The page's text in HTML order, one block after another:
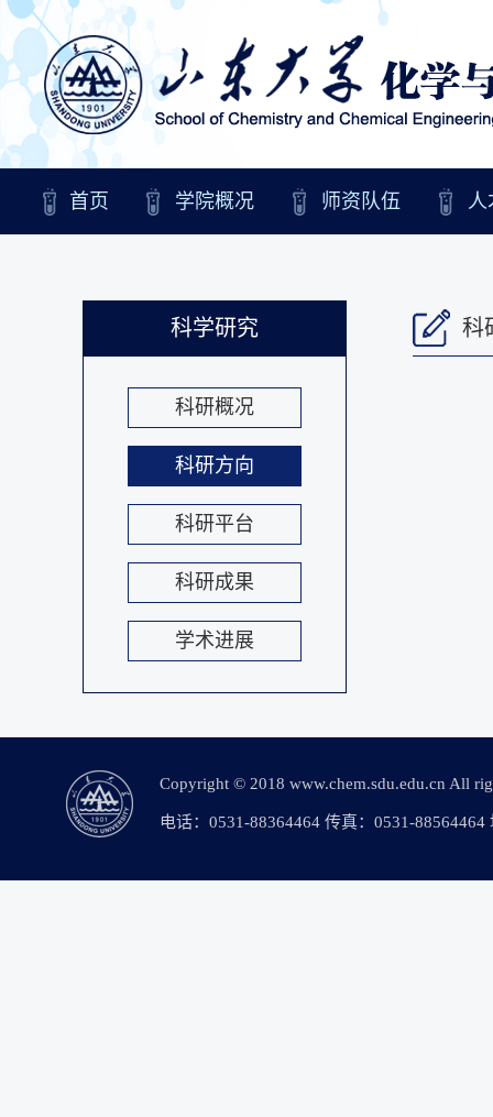
首页 学院概况 师资队伍 人
科学研究
科研概况
科研方向
科研平台
科研成果
学术进展
科
Copyright © 2018 www.chem.sdu.edu.cn All
电话：0531-88364464 传真：0531-